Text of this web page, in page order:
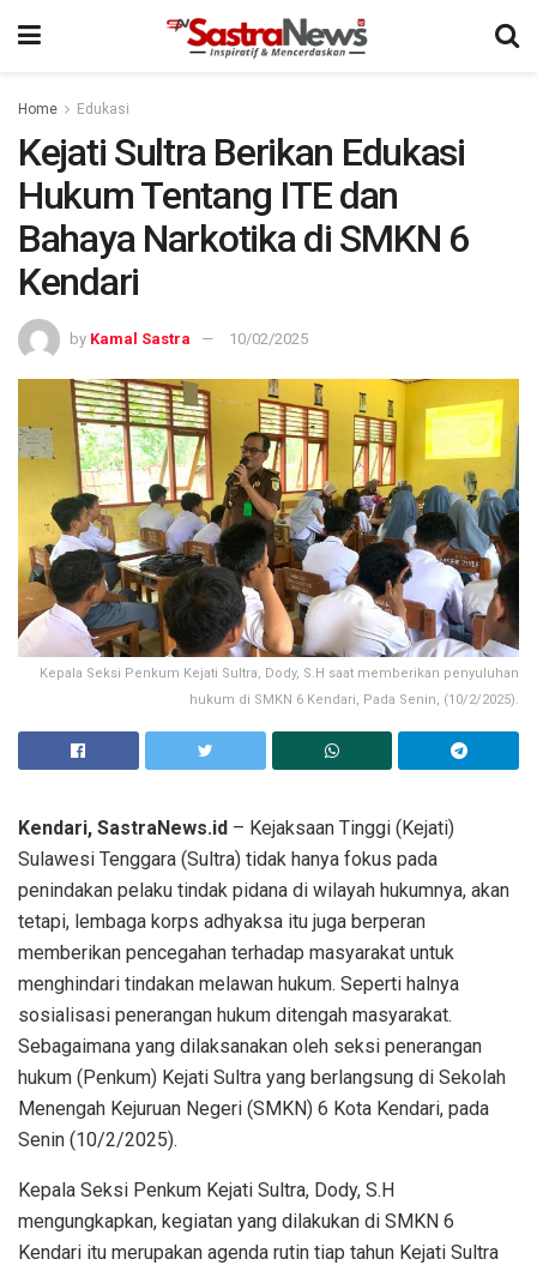
Home Edukasi
Kejati Sultra Berikan Edukasi
Hukum Tentang ITE dan
Bahaya Narkotika di SMKN 6
Kendari
by Kamal Sastra 10/02/2025
Kepala Seksi Penkum Kejati Sultra, Dody, S.H saat memberikan penyuluhan
hukum di SMKN 6 Kendari, Pada Senin, (10/2/2025).
Kendari, SastraNews.id – Kejaksaan Tinggi (Kejati)
Sulawesi Tenggara (Sultra) tidak hanya fokus pada
penindakan pelaku tindak pidana di wilayah hukumnya, akan
tetapi, lembaga korps adhyaksa itu juga berperan
memberikan pencegahan terhadap masyarakat untuk
menghindari tindakan melawan hukum. Seperti halnya
sosialisasi penerangan hukum ditengah masyarakat.
Sebagaimana yang dilaksanakan oleh seksi penerangan
hukum (Penkum) Kejati Sultra yang berlangsung di Sekolah
Menengah Kejuruan Negeri (SMKN) 6 Kota Kendari, pada
Senin (10/2/2025).
Kepala Seksi Penkum Kejati Sultra, Dody, S.H
mengungkapkan, kegiatan yang dilakukan di SMKN 6
Kendari itu merupakan agenda rutin tiap tahun Kejati Sultra